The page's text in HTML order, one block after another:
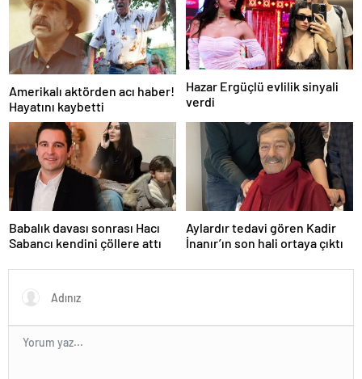
Amerikalı aktörden acı haber!
Hayatını kaybetti
Hazar Ergüçlü evlilik sinyali
verdi
Babalık davası sonrası Hacı
Sabancı kendini çöllere attı
Aylardır tedavi gören Kadir
İnanır’ın son hali ortaya çıktı